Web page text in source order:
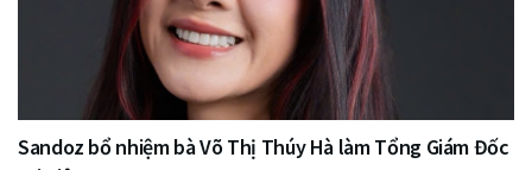
Sandoz bổ nhiệm bà Võ Thị Thúy Hà làm Tổng Giám Đốc